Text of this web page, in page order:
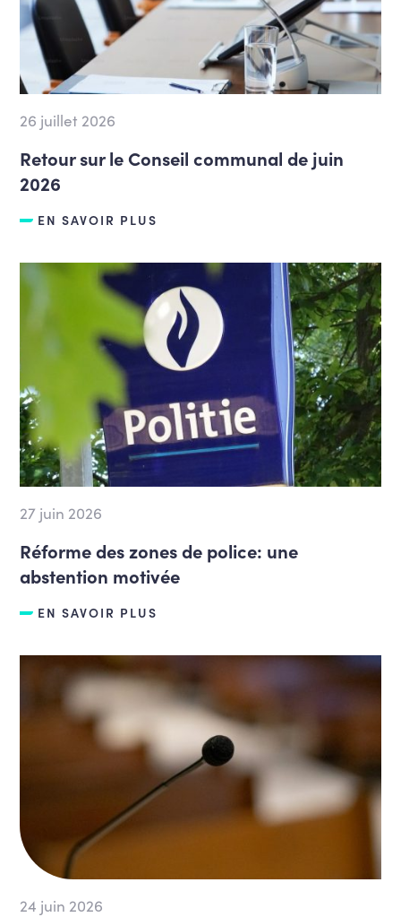
26 juillet 2026
Retour sur le Conseil communal de juin
2026
EN SAVOIR PLUS
27 juin 2026
Réforme des zones de police: une
abstention motivée
EN SAVOIR PLUS
24 juin 2026